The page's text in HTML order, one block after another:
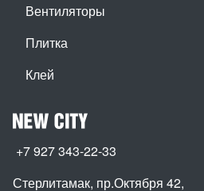
Вентиляторы
Плитка
Клей
+7 927 343-22-33
Стерлитамак, пр.Октября 42,